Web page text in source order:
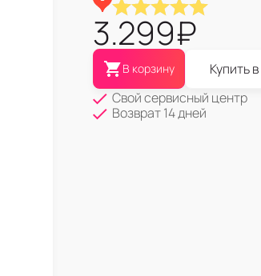
3.299₽
В корзину
Купить
Свой сервисный центр
Возврат 14 дней